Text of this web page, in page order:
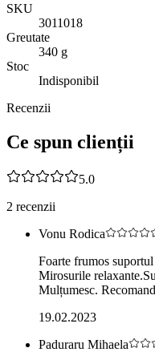
SKU
3011018
Greutate
340 g
Stoc
Indisponibil
Recenzii
Ce spun clienții
5.0
2 recenzii
Vonu Rodica
Foarte frumos
Mirosurile
Mulțumesc.
19.02.2023
Paduraru Mihaela